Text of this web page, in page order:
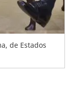
de Estados